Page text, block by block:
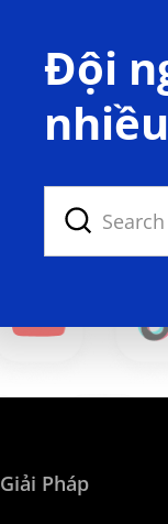
Đội
Giải Pháp